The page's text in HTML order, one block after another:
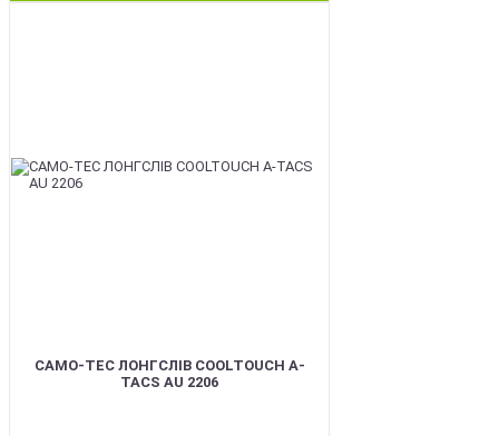
CAMO-TEC ЛОНГСЛІВ COOLTOUCH A-
TACS AU 2206